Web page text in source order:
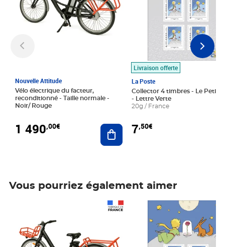
Nouvelle Attitude
Vélo électrique du facteur,
reconditionné - Taille normale -
Noir/ Rouge
1 490,00€ Ajouter au panier
Livraison offerte
La Poste
Collector 4 timbres - Le Petit
- Lettre Verte
20g / France
7,50€
Vous pourriez également aimer
Prix 7,50€